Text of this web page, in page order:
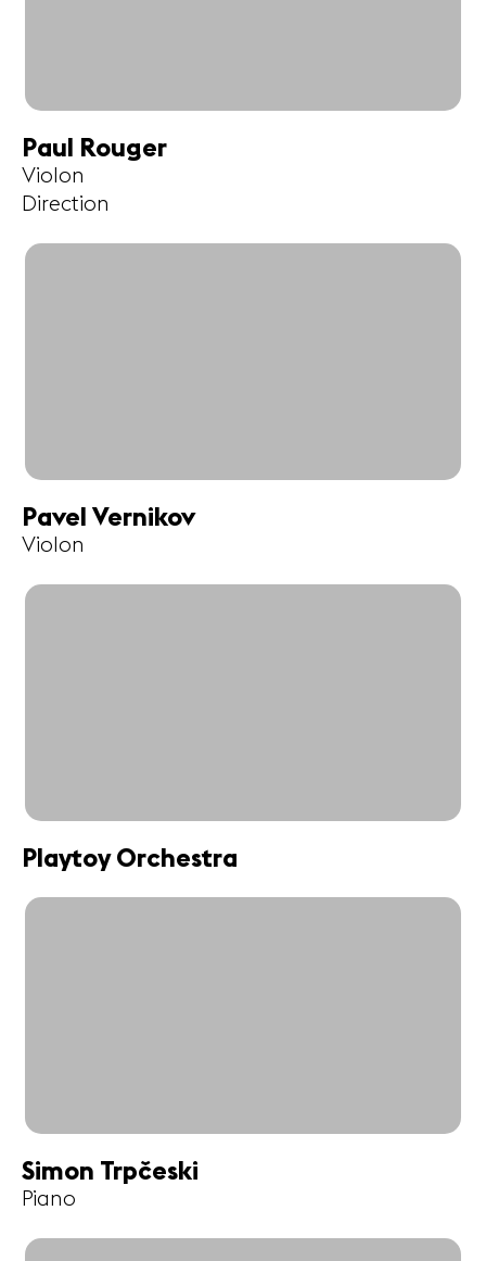
Paul Rouger
Violon
Direction
Pavel Vernikov
Violon
Playtoy Orchestra
Simon Trpčeski
Piano